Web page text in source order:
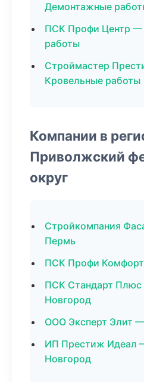
Демонтажные
ПСК Профи Центр —
работы
Строймастер
Кровельные работы
Компании в
Приволжский
округ
Стройкомпания
Пермь
ПСК Профи
ПСК Стандарт
Новгород
ООО Эксперт Элит
ИП Престиж Идеал
Новгород